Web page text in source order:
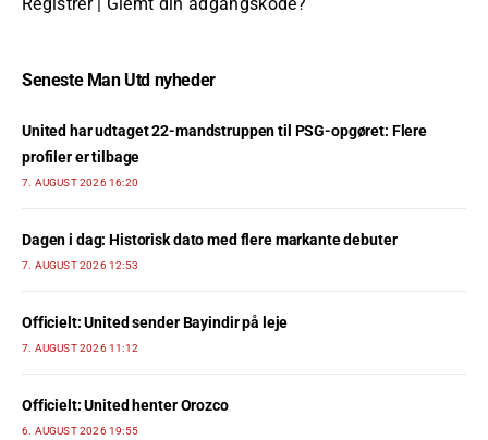
Seneste Man Utd nyheder
United har udtaget 22-mandstruppen til PSG-opgøret: Flere
profiler er tilbage
7. AUGUST 2026 16:20
Dagen i dag: Historisk dato med flere markante debuter
7. AUGUST 2026 12:53
Officielt: United sender Bayindir på leje
7. AUGUST 2026 11:12
Officielt: United henter Orozco
6. AUGUST 2026 19:55